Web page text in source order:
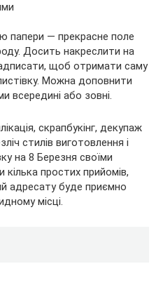
папери — прекрасне поле
Досить накреслити на
щоб отримати саму
Можна доповнити
всередині або зовні.
скрапбукінг, декупаж
стилів виготовлення і
на 8 Березня своїми
простих прийомів,
адресату буде приємно
місці.